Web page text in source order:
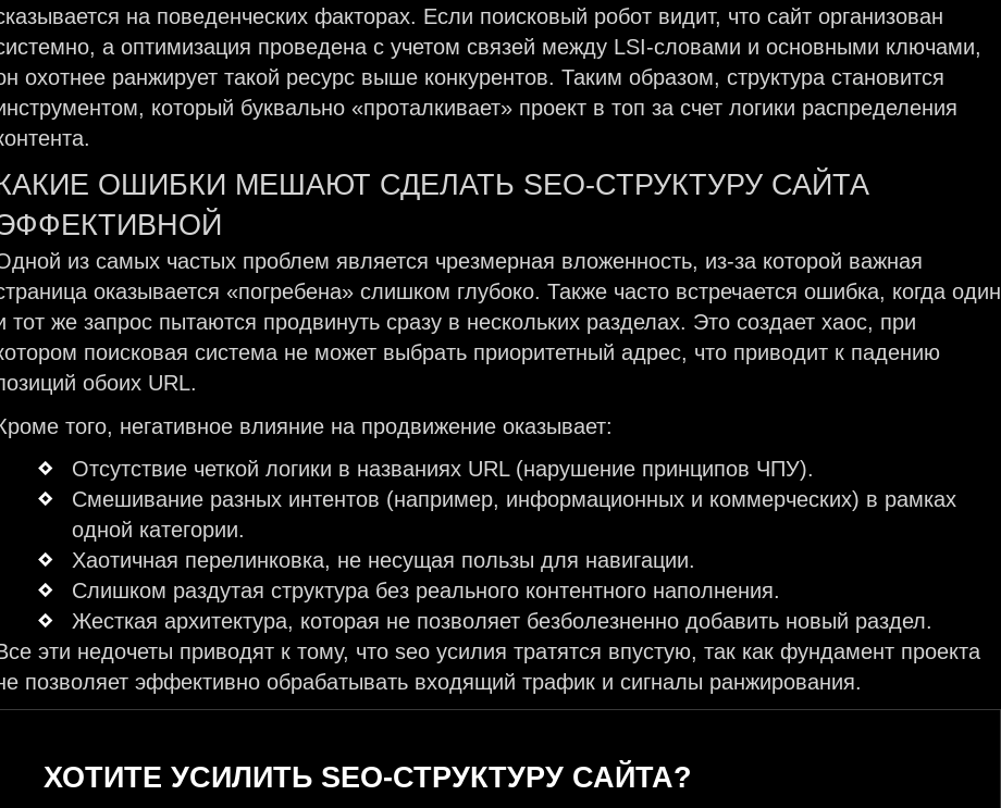
на поведенческих факторах. Если поисковый робот видит, что сайт организован
а оптимизация проведена с учетом связей между LSI-словами и основными ключами,
охотнее ранжирует такой ресурс выше конкурентов. Таким образом, структура становится
который буквально «проталкивает» проект в топ за счет логики распределения
ОШИБКИ МЕШАЮТ СДЕЛАТЬ SEO-СТРУКТУРУ САЙТА
из самых частых проблем является чрезмерная вложенность, из-за которой важная
оказывается «погребена» слишком глубоко. Также часто встречается ошибка, когда один
тот же запрос пытаются продвинуть сразу в нескольких разделах. Это создает хаос, при
поисковая система не может выбрать приоритетный адрес, что приводит к падению
обоих URL.
того, негативное влияние на продвижение оказывает:
Отсутствие четкой логики в названиях URL (нарушение принципов ЧПУ).
Смешивание разных интентов (например, информационных и коммерческих) в рамках
одной категории.
Хаотичная перелинковка, не несущая пользы для навигации.
Слишком раздутая структура без реального контентного наполнения.
Жесткая архитектура, которая не позволяет безболезненно добавить новый раздел.
эти недочеты приводят к тому, что seo усилия тратятся впустую, так как фундамент проекта
позволяет эффективно обрабатывать входящий трафик и сигналы ранжирования.
ХОТИТЕ УСИЛИТЬ SEO-СТРУКТУРУ САЙТА?